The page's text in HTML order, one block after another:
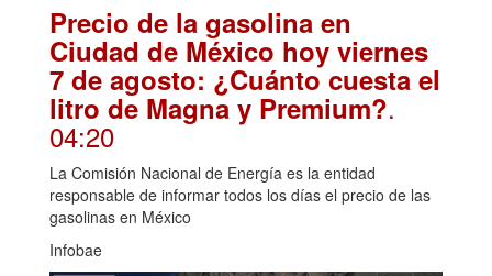
Precio de la gasolina en
Ciudad de México hoy viernes
7 de agosto: ¿Cuánto cuesta el
litro de Magna y Premium?.
04:20
La Comisión Nacional de Energía es la entidad
responsable de informar todos los días el precio de las
gasolinas en México
Infobae